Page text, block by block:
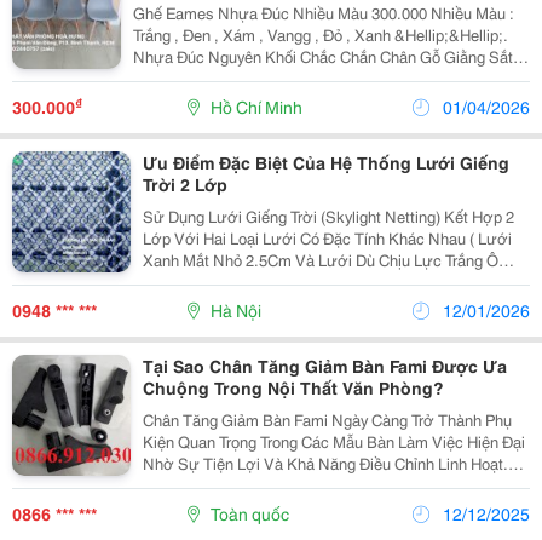
Ghế Eames Nhựa Đúc Nhiều Màu 300.000 Nhiều Màu :
Trắng , Đen , Xám , Vangg , Đỏ , Xanh &Hellip;&Hellip;.
Nhựa Đúc Nguyên Khối Chắc Chắn Chân Gỗ Giằng Sắt
Miễn Phí Giao Hàng Các Quận Hcm
300.000₫ Hồ Chí Minh 01/04/2026
Ưu Điểm Đặc Biệt Của Hệ Thống Lưới Giếng
Trời 2 Lớp
Sử Dụng Lưới Giếng Trời (Skylight Netting) Kết Hợp 2
Lớp Với Hai Loại Lưới Có Đặc Tính Khác Nhau ( Lưới
Xanh Mắt Nhỏ 2.5Cm Và Lưới Dù Chịu Lực Trắng Ô
10Cm ) Mang Lại Những Ưu Điểm Đặc Biệt Vượt Trội
Về Cả An Toàn, Chắn Chắn Và Thẩm Mỹ . ✨ Ưu...
0948 *** *** Hà Nội 12/01/2026
Tại Sao Chân Tăng Giảm Bàn Fami Được Ưa
Chuộng Trong Nội Thất Văn Phòng?
Chân Tăng Giảm Bàn Fami Ngày Càng Trở Thành Phụ
Kiện Quan Trọng Trong Các Mẫu Bàn Làm Việc Hiện Đại
Nhờ Sự Tiện Lợi Và Khả Năng Điều Chỉnh Linh Hoạt.
Với Thiết Kế Chắc Chắn, Chân Tăng Giảm Bàn Fami ,
Chân Điều Chỉnh Độ Cao Bàn Fami Và Chân Tăng
Chỉnh...
0866 *** *** Toàn quốc 12/12/2025